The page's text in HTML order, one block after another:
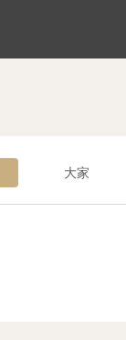
大家